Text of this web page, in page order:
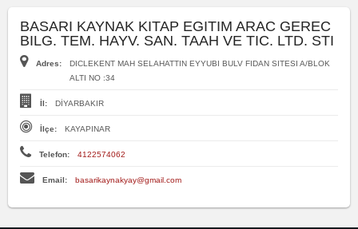
BASARI KAYNAK KITAP EGITIM ARAC GEREC
BILG. TEM. HAYV. SAN. TAAH VE TIC. LTD. STI
Adres:
DICLEKENT MAH SELAHATTIN EYYUBI BULV FIDAN SITESI A/BLOK
ALTI NO :34
İl: DİYARBAKIR
İlçe: KAYAPINAR
Telefon: 4122574062
Email: basarikaynakyay@gmail.com